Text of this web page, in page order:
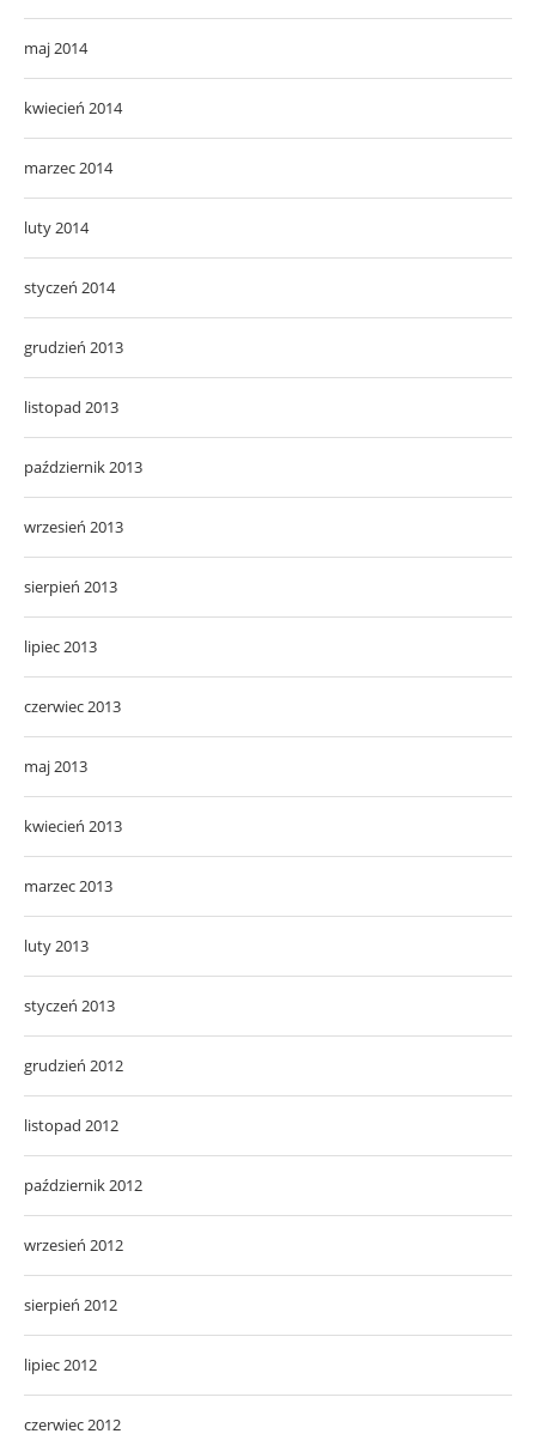
maj 2014
kwiecień 2014
marzec 2014
luty 2014
styczeń 2014
grudzień 2013
listopad 2013
październik 2013
wrzesień 2013
sierpień 2013
lipiec 2013
czerwiec 2013
maj 2013
kwiecień 2013
marzec 2013
luty 2013
styczeń 2013
grudzień 2012
listopad 2012
październik 2012
wrzesień 2012
sierpień 2012
lipiec 2012
czerwiec 2012